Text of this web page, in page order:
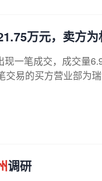
万元，卖方
一笔成交，成交量
交易的买方营业部为
调研